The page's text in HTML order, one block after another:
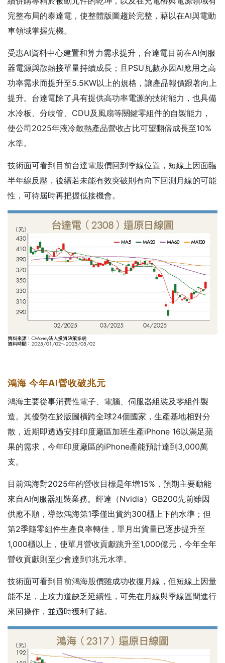
完整布局的泰達電，使整體版圖趨於完整，藉以在AI與電動
車領域掌握先機。
受惠AI資料中心建置和算力需求提升，台達電目前在AI伺服
器電源與散熱接單量持續成長；且PSU瓦數亦因AI應用之高
功率需求而提升至5.5KW以上的規格，讓產品報價跟著向上
提升。台達電除了具有提供高功率電源的技術能力，也具備
水冷板、分歧管、CDU及風扇等關鍵零組件的自製能力，
使公司2025年液冷散熱產品營收占比可望翻倍成長至10%
水準。
技術面可看到目前台達電股價回到季線位置，短線上因面臨
半年線反壓，後續若未能有效突破則有向下回測月線的可能
性，可待屆時再把握低接機會。
鴻海 今年AI營收破兆元
鴻海主要從事消費性電子、電腦、伺服器組裝及零組件製
造。其優勢在於版圖橫跨全球24個國家，生產基地相對分
散，近期即透過安排印度廠區加班生產iPhone 16以滿足蘋
果的需求，今年印度廠區的iPhone產能預計達到3,000萬
支。
目前鴻海對2025年的營收目標是年增15%，預期主要動能
來自AI伺服器組裝業務。輝達（Nvidia）GB200先前雖因
供應不順，導致鴻海第1季僅出貨約300櫃上下的水準；但
第2季隨零組件生產良率轉佳，單月出貨量已逐步提升至
1,000櫃以上，使單月營收貢獻跳升至1,000億元，今年全年
營收貢獻則至少會達到1兆元水準。
技術面可看到目前鴻海股價雖成功收復月線，但短線上因量
能不足，上攻力道缺乏延續性，可先在月線與季線區間進行
來回操作，並適時獲利了結。